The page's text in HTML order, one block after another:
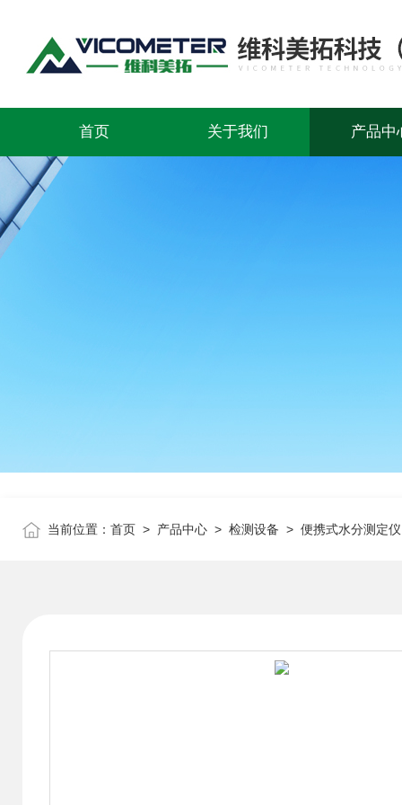
首页 关于我们 产品中
当前位置： 首页 > 产品中心 > 检测设备 > 便携式水分测定仪